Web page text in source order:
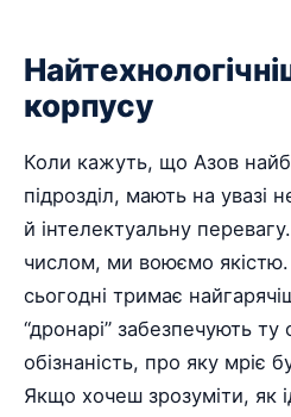
корпусу
Коли кажуть, що Азов
підрозділ, мають на увазі
й інтелектуальну
числом, ми воюємо
сьогодні тримає
“дронарі” забезпечують ту
обізнаність, про яку мріє
Якщо хочеш зрозуміти, як